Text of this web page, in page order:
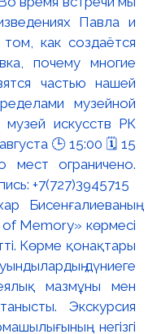
Павла и
как создаётся
почему многие
частью нашей
музейной
искусств РК
🕒 15:00 🗓 15
мест ограничено.
+7(727)3945715